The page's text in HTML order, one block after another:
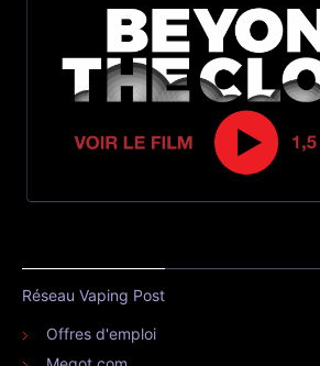
Réseau Vaping Post
Offres d'emploi